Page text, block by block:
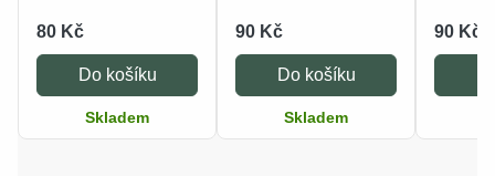
80 Kč
Do košíku
Skladem
90 Kč
Do košíku
Skladem
90 Kč